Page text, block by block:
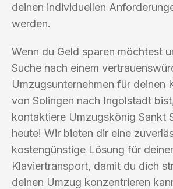
deinen individuellen
werden.
Wenn du Geld sparen möchtest
Suche nach einem
Umzugsunternehmen für deinen
von Solingen nach Ingolstadt
kontaktiere Umzugskönig Sankt
heute! Wir bieten dir eine
kostengünstige Lösung für
Klaviertransport, damit du dich
deinen Umzug konzentrieren